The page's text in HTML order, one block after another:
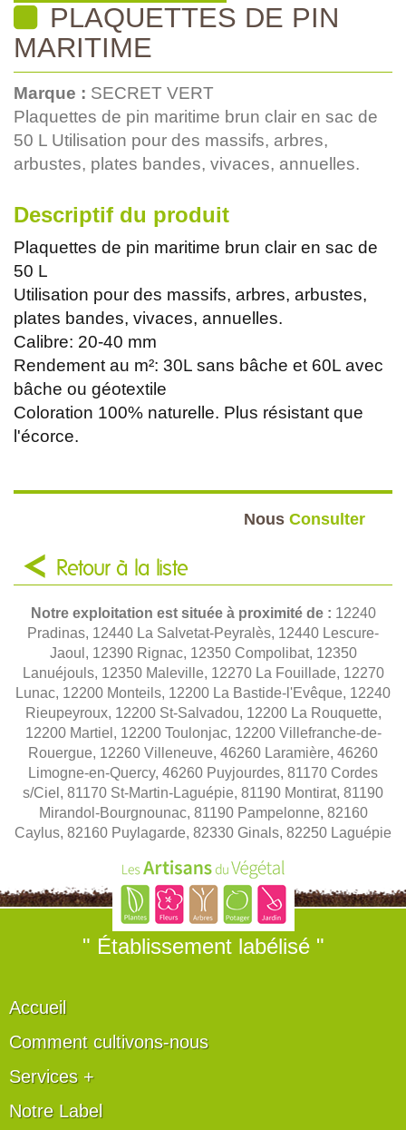
PLAQUETTES DE PIN
MARITIME
Marque : SECRET VERT
Plaquettes de pin maritime brun clair en sac de
50 L Utilisation pour des massifs, arbres,
arbustes, plates bandes, vivaces, annuelles.
Descriptif du produit
Plaquettes de pin maritime brun clair en sac de
50 L
Utilisation pour des massifs, arbres, arbustes,
plates bandes, vivaces, annuelles.
Calibre: 20-40 mm
Rendement au m²: 30L sans bâche et 60L avec
bâche ou géotextile
Coloration 100% naturelle. Plus résistant que
l'écorce.
Nous Consulter
Retour à la liste
Notre exploitation est située à proximité de : 12240
Pradinas, 12440 La Salvetat-Peyralès, 12440 Lescure-
Jaoul, 12390 Rignac, 12350 Compolibat, 12350
Lanuéjouls, 12350 Maleville, 12270 La Fouillade, 12270
Lunac, 12200 Monteils, 12200 La Bastide-l'Evêque, 12240
Rieupeyroux, 12200 St-Salvadou, 12200 La Rouquette,
12200 Martiel, 12200 Toulonjac, 12200 Villefranche-de-
Rouergue, 12260 Villeneuve, 46260 Laramière, 46260
Limogne-en-Quercy, 46260 Puyjourdes, 81170 Cordes
s/Ciel, 81170 St-Martin-Laguépie, 81190 Montirat, 81190
Mirandol-Bourgnounac, 81190 Pampelonne, 82160
Caylus, 82160 Puylagarde, 82330 Ginals, 82250 Laguépie
" Établissement labélisé "
Accueil
Comment cultivons-nous
Services +
Notre Label